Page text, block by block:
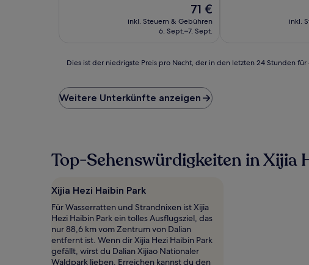
Außergewöhnlich,
Der
Preis
beträgt
71 €
inkl. Steuern & Gebühren
6. Sept.–7. Sept.
inkl.
Dies
niedrigste
Preis
den
letzten
für
einen
Aufenthalt
mit
1 Übernachtung
von
2 Erwachsenen
Dies ist der niedrigste Preis pro Nacht, der in den letzten 24 Stunden
Weitere Unterkünfte anzeigen
Top-Sehenswürdigkeiten in Xijia
Xijia Hezi Haibin Park
Für Wasserratten und Strandnixen ist Xijia
Hezi Haibin Park ein tolles Ausflugsziel, das
nur 88,6 km vom Zentrum von Dalian
entfernt ist. Wenn dir Xijia Hezi Haibin Park
gefällt, wirst du Dalian Xijiao Nationaler
Waldpark lieben. Erreichen kannst du den